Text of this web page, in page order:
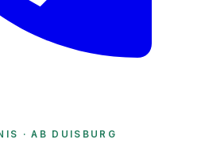
· AB DUISBURG